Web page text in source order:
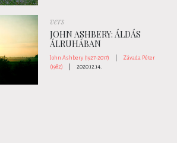
vers
JOHN ASHBERY: ÁLDÁS
ÁLRUHÁBAN
John Ashbery (1927-2017)
Závada Péter
(1982)
2020.12.14.